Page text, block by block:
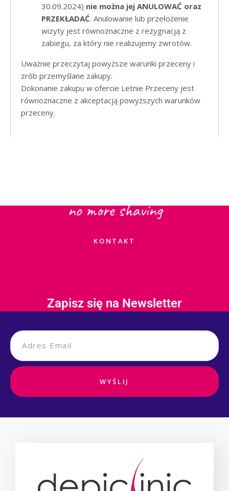
30.09.2024) nie można jej ANULOWAĆ oraz
PRZEKŁADAĆ. Anulowanie lub przełożenie
wizyty jest równoznaczne z rezygnacją z
zabiegu, za który nie realizujemy zwrotów.​
Uważnie przeczytaj powyższe warunki przeceny i
zrób przemyślane zakupy.
Dokonanie zakupu w ofercie Letnie Przeceny jest
równoznaczne z akceptacją powyższych warunków
przeceny.
no more shaving
KONTAKT
Zapisz się na Newsletter
WYŚLIJ